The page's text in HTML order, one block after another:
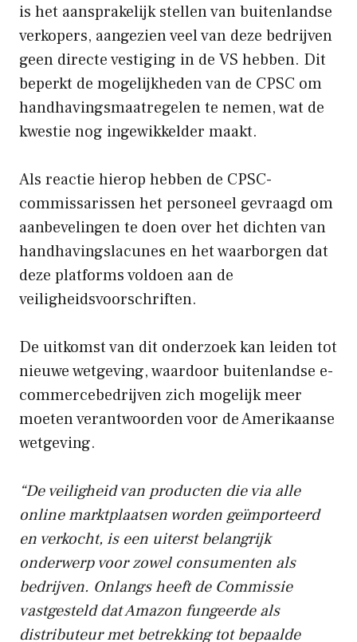
is het aansprakelijk stellen van buitenlandse
verkopers, aangezien veel van deze bedrijven
geen directe vestiging in de VS hebben. Dit
beperkt de mogelijkheden van de CPSC om
handhavingsmaatregelen te nemen, wat de
kwestie nog ingewikkelder maakt.
Als reactie hierop hebben de CPSC-
commissarissen het personeel gevraagd om
aanbevelingen te doen over het dichten van
handhavingslacunes en het waarborgen dat
deze platforms voldoen aan de
veiligheidsvoorschriften.
De uitkomst van dit onderzoek kan leiden tot
nieuwe wetgeving, waardoor buitenlandse e-
commercebedrijven zich mogelijk meer
moeten verantwoorden voor de Amerikaanse
wetgeving.
“De veiligheid van producten die via alle
online marktplaatsen worden geïmporteerd
en verkocht, is een uiterst belangrijk
onderwerp voor zowel consumenten als
bedrijven. Onlangs heeft de Commissie
vastgesteld datAmazon fungeerde als
distributeurmet betrekking tot bepaalde